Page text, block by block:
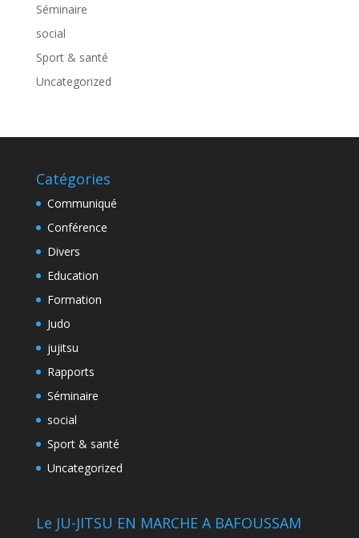
Séminaire
social
Sport & santé
Uncategorized
Catégories
Communiqué
Conférence
Divers
Education
Formation
Judo
jujitsu
Rapports
Séminaire
social
Sport & santé
Uncategorized
Le JU-JITSU EN MARCHE A BAFOUSSAM